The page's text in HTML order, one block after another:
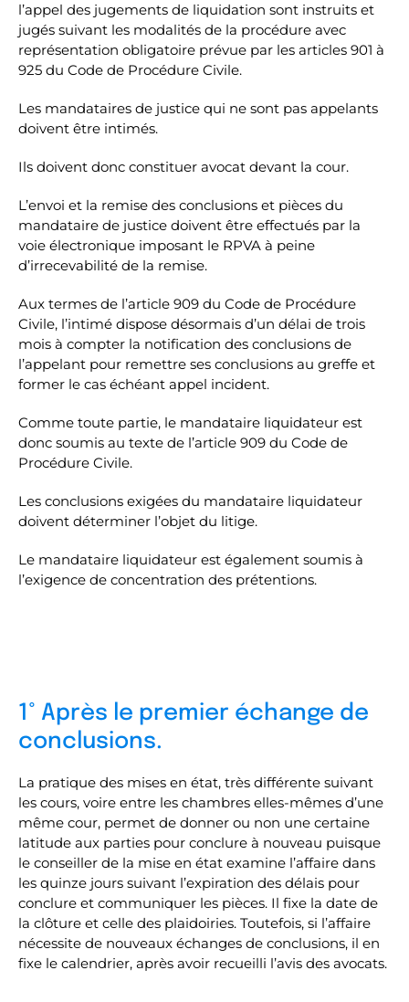
l’appel des jugements de liquidation sont instruits et
jugés suivant les modalités de la procédure avec
représentation obligatoire prévue par les articles 901 à
925 du Code de Procédure Civile.
Les mandataires de justice qui ne sont pas appelants
doivent être intimés.
Ils doivent donc constituer avocat devant la cour.
L’envoi et la remise des conclusions et pièces du
mandataire de justice doivent être effectués par la
voie électronique imposant le RPVA à peine
d’irrecevabilité de la remise.
Aux termes de l’article 909 du Code de Procédure
Civile, l’intimé dispose désormais d’un délai de trois
mois à compter la notification des conclusions de
l’appelant pour remettre ses conclusions au greffe et
former le cas échéant appel incident.
Comme toute partie, le mandataire liquidateur est
donc soumis au texte de l’article 909 du Code de
Procédure Civile.
Les conclusions exigées du mandataire liquidateur
doivent déterminer l’objet du litige.
Le mandataire liquidateur est également soumis à
l’exigence de concentration des prétentions.
1° Après le premier échange de
conclusions.
La pratique des mises en état, très différente suivant
les cours, voire entre les chambres elles-mêmes d’une
même cour, permet de donner ou non une certaine
latitude aux parties pour conclure à nouveau puisque
le conseiller de la mise en état examine l’affaire dans
les quinze jours suivant l’expiration des délais pour
conclure et communiquer les pièces. Il fixe la date de
la clôture et celle des plaidoiries. Toutefois, si l’affaire
nécessite de nouveaux échanges de conclusions, il en
fixe le calendrier, après avoir recueilli l’avis des avocats.